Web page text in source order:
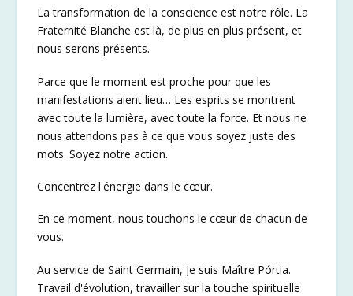
La transformation de la conscience est notre rôle. La
Fraternité Blanche est là, de plus en plus présent, et
nous serons présents.
Parce que le moment est proche pour que les
manifestations aient lieu… Les esprits se montrent
avec toute la lumière, avec toute la force. Et nous ne
nous attendons pas à ce que vous soyez juste des
mots. Soyez notre action.
Concentrez l'énergie dans le cœur.
En ce moment, nous touchons le cœur de chacun de
vous.
Au service de Saint Germain, Je suis Maître Pórtia.
Travail d'évolution, travailler sur la touche spirituelle